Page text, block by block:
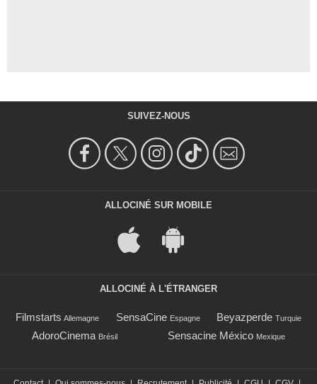
SUIVEZ-NOUS
ALLOCINÉ SUR MOBILE
ALLOCINÉ À L'ÉTRANGER
Filmstarts Allemagne SensaCine Espagne Beyazperde Turquie
AdoroCinema Brésil Sensacine México Mexique